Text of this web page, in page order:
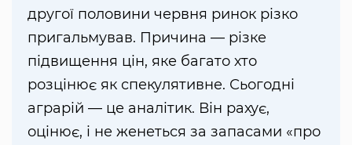
другої половини червня ринок різко
пригальмував. Причина — різке
підвищення цін, яке багато хто
розцінює як спекулятивне. Сьогодні
аграрій — це аналітик. Він рахує,
оцінює, і не женеться за запасами «про